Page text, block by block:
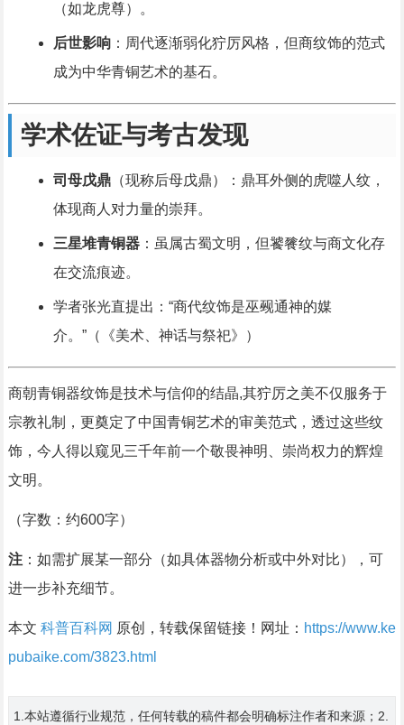
（如龙虎尊）。
后世影响：周代逐渐弱化狞厉风格，但商纹饰的范式
成为中华青铜艺术的基石。
学术佐证与考古发现
司母戊鼎（现称后母戊鼎）：鼎耳外侧的虎噬人纹，
体现商人对力量的崇拜。
三星堆青铜器：虽属古蜀文明，但饕餮纹与商文化存
在交流痕迹。
学者张光直提出：“商代纹饰是巫觋通神的媒
介。”（《美术、神话与祭祀》）
商朝青铜器纹饰是技术与信仰的结晶,其狞厉之美不仅服务于
宗教礼制，更奠定了中国青铜艺术的审美范式，透过这些纹
饰，今人得以窥见三千年前一个敬畏神明、崇尚权力的辉煌
文明。
（字数：约600字）
注：如需扩展某一部分（如具体器物分析或中外对比），可
进一步补充细节。
本文 科普百科网 原创，转载保留链接！网址： https://www.ke
pubaike.com/3823.html
1.本站遵循行业规范，任何转载的稿件都会明确标注作者和来源；2.